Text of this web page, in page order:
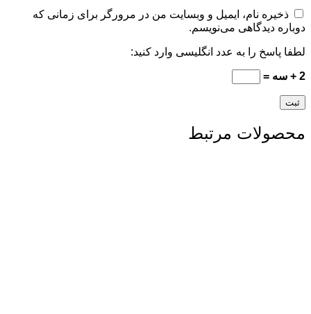
ذخیره نام، ایمیل و وبسایت من در مرورگر برای زمانی که
دوباره دیدگاهی می‌نویسم.
لطفا پاسخ را به عدد انگلیسی وارد کنید:
2 + سه =
محصولات مرتبط